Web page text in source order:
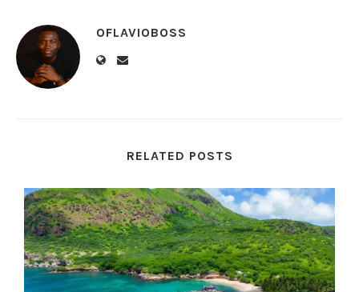
OFLAVIOBOSS
RELATED POSTS